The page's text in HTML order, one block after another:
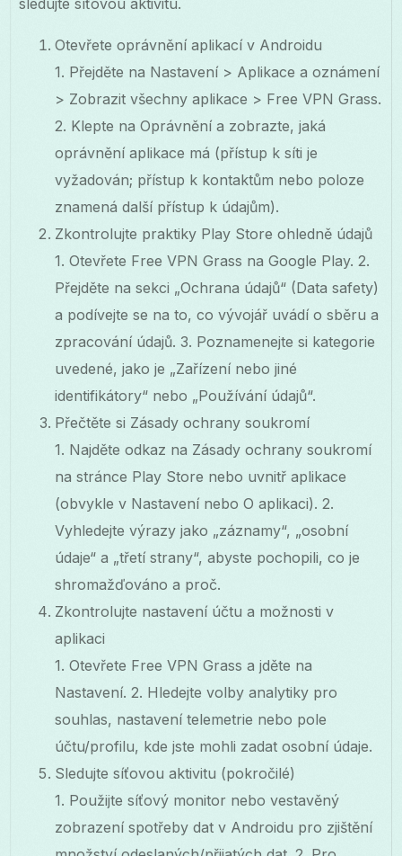
Otevřete oprávnění aplikací v Androidu
1. Přejděte na Nastavení > Aplikace a oznámení
> Zobrazit všechny aplikace > Free VPN Grass.
2. Klepte na Oprávnění a zobrazte, jaká
oprávnění aplikace má (přístup k síti je
vyžadován; přístup k kontaktům nebo poloze
znamená další přístup k údajům).
Zkontrolujte praktiky Play Store ohledně údajů
1. Otevřete Free VPN Grass na Google Play. 2.
Přejděte na sekci „Ochrana údajů“ (Data safety)
a podívejte se na to, co vývojář uvádí o sběru a
zpracování údajů. 3. Poznamenejte si kategorie
uvedené, jako je „Zařízení nebo jiné
identifikátory“ nebo „Používání údajů“.
Přečtěte si Zásady ochrany soukromí
1. Najděte odkaz na Zásady ochrany soukromí
na stránce Play Store nebo uvnitř aplikace
(obvykle v Nastavení nebo O aplikaci). 2.
Vyhledejte výrazy jako „záznamy“, „osobní
údaje“ a „třetí strany“, abyste pochopili, co je
shromažďováno a proč.
Zkontrolujte nastavení účtu a možnosti v
aplikaci
1. Otevřete Free VPN Grass a jděte na
Nastavení. 2. Hledejte volby analytiky pro
souhlas, nastavení telemetrie nebo pole
účtu/profilu, kde jste mohli zadat osobní údaje.
Sledujte síťovou aktivitu (pokročilé)
1. Použijte síťový monitor nebo vestavěný
zobrazení spotřeby dat v Androidu pro zjištění